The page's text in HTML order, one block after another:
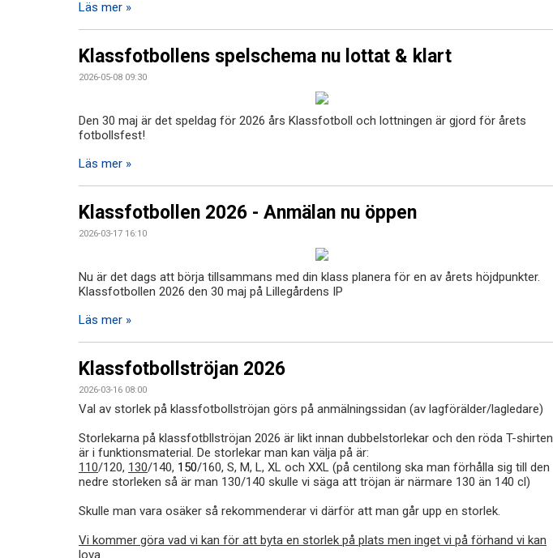
Läs mer »
Klassfotbollens spelschema nu lottat & klart
2026-05-08 09:30
Den 30 maj är det speldag för 2026 års Klassfotboll och lottningen är gjord för årets
fotbollsfest!
Läs mer »
Klassfotbollen 2026 - Anmälan nu öppen
2026-03-17 16:10
Nu är det dags att börja tillsammans med din klass planera för en av årets höjdpunkter.
Klassfotbollen 2026 den 30 maj på Lillegårdens IP
Läs mer »
Klassfotbollströjan 2026
2026-03-16 08:00
Val av storlek på klassfotbollströjan görs på anmälningssidan (av lagförälder/lagledare)
Storlekarna på klassfotbllströjan 2026 är likt innan dubbelstorlekar och den röda T-shirten
är i funktionsmaterial. De storlekar man kan välja på är:
110/120, 130/140, 150/160, S, M, L, XL och XXL (på centilong ska man förhålla sig till den
nedre storleken så är man 130/140 skulle vi säga att tröjan är närmare 130 än 140 cl)
Skulle man vara osäker så rekommenderar vi därför att man går upp en storlek.
Vi kommer göra vad vi kan för att byta en storlek på plats men inget vi på förhand vi kan
lova.